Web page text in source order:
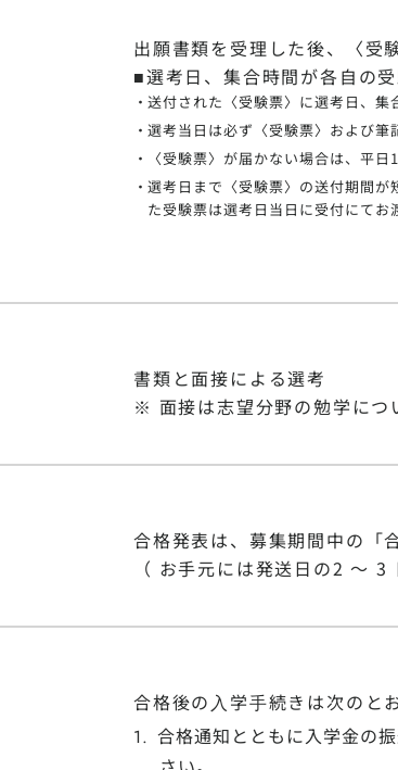
出願書類を受理した後、〈受
■選考日、集合時間が各自の
送付された〈受験票〉に選考日、集
選考当日は必ず〈受験票〉および筆
〈受験票〉が届かない場合は、平
選考日まで〈受験票〉の送付期間
た受験票は選考日当日に受付にてお
書類と面接による選考
※ 面接は志望分野の勉学につ
合格発表は、募集期間中の「
（ お手元には発送日の2 〜 3
合格後の⼊学⼿続きは次のと
合格通知とともに入学金の